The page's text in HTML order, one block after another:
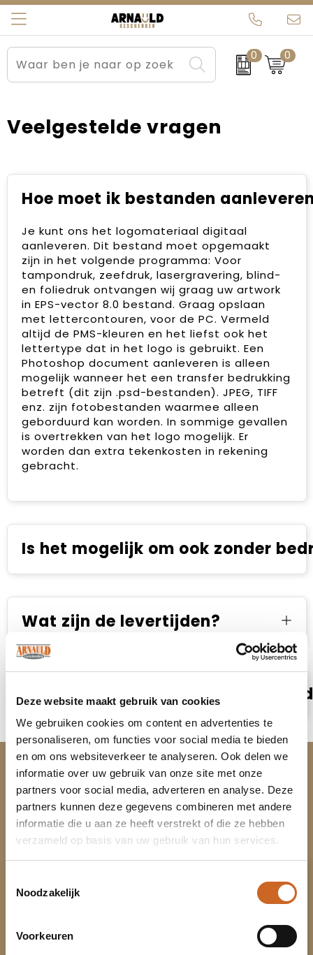
Deze website maakt gebruik van cookies
We gebruiken cookies om content en advertenties te
personaliseren, om functies voor social media te bieden
en om ons websiteverkeer te analyseren. Ook delen we
informatie over uw gebruik van onze site met onze
partners voor social media, adverteren en analyse. Deze
partners kunnen deze gegevens combineren met andere
informatie die u aan ze heeft verstrekt of die ze hebben
verzameld op basis van uw gebruik van hun services.
Noodzakelijk
Voorkeuren
0 0
Relatiegeschenken
Kleding en textiel
Beurs en Evenementen
Dag van de Zorg
Kerstpakketten
Kraamcadeaus
Pasen
Sinterklaas
Verjaardagen
Voetbal, EK en WK
Voor de bouw
Zomergeschenken
Zomerpakketten
Arnauld Kerstpakketten
Ons team
Veelgestelde vragen
Hoe moet ik bestanden
Je kunt ons het logomateriaal digitaal
aanleveren. Dit bestand moet opgemaakt
zijn in het volgende programma: Voor
tampondruk, zeefdruk, lasergravering, blind-
en foliedruk ontvangen wij graag uw artwork
in EPS-vector 8.0 bestand. Graag opslaan
met lettercontouren, voor de PC. Vermeld
altijd de PMS-kleuren en het liefst ook het
lettertype dat in het logo is gebruikt. Een
Photoshop document aanleveren is alleen
mogelijk wanneer het een transfer bedrukking
betreft (dit zijn .psd-bestanden). JPEG, TIFF
enz. zijn fotobestanden waarmee alleen
geborduurd kan worden. In sommige gevallen
is overtrekken van het logo mogelijk. Er
worden dan extra tekenkosten in rekening
gebracht.
Is het mogelijk om ook zonder
Wat zijn de levertijden?
Leveren jullie ook in het
Watklantenvertellen.
Wij zijn trots op ons werk, en dat laten onze
klanten ook zien.
100%